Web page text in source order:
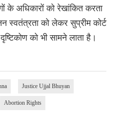
के अधिकारों को रेखांकित करता
स्वतंत्रता को लेकर सुप्रीम कोर्ट
को भी सामने लाता है।
Justice Ujjal Bhuyan
Abortion Rights